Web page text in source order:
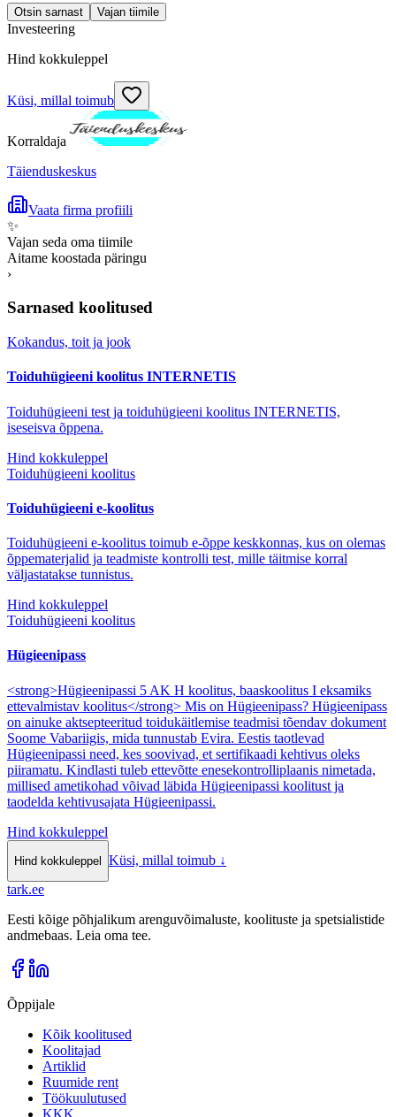
Otsin sarnast Vajan tiimile
Investeering
Hind kokkuleppel
Küsi, millal toimub
Korraldaja
Täienduskeskus
Vaata firma profiili
✨
Vajan seda oma tiimile
Aitame koostada päringu
›
Sarnased koolitused
Kokandus, toit ja jook
Toiduhügieeni koolitus INTERNETIS
Toiduhügieeni test ja toiduhügieeni koolitus INTERNETIS,
iseseisva õppena.
Hind kokkuleppel
Toiduhügieeni koolitus
Toiduhügieeni e-koolitus
Toiduhügieeni e-koolitus toimub e-õppe keskkonnas, kus on olemas
õppematerjalid ja teadmiste kontrolli test, mille täitmise korral
väljastatakse tunnistus.
Hind kokkuleppel
Toiduhügieeni koolitus
Hügieenipass
<strong>Hügieenipassi 5 AK H koolitus, baaskoolitus I eksamiks
ettevalmistav koolitus</strong> Mis on Hügieenipass? Hügieenipass
on ainuke aktsepteeritud toidukäitlemise teadmisi tõendav dokument
Soome Vabariigis, mida tunnustab Evira. Eestis taotlevad
Hügieenipassi need, kes soovivad, et sertifikaadi kehtivus oleks
piiramatu. Kindlasti tuleb ettevõtte enesekontrolliplaanis nimetada,
millised ametikohad võivad läbida Hügieenipassi koolitust ja
taodelda kehtivusajata Hügieenipassi.
Hind kokkuleppel
Hind kokkuleppel Küsi, millal toimub ↓
tark.ee
Eesti kõige põhjalikum arenguvõimaluste, koolituste ja spetsialistide
andmebaas. Leia oma tee.
Õppijale
Kõik koolitused
Koolitajad
Artiklid
Ruumide rent
Töökuulutused